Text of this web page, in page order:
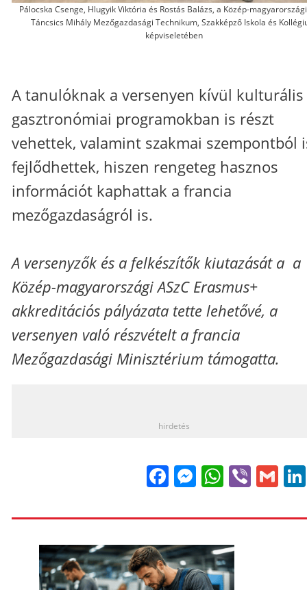
Pálocska Csenge, Hlugyik Viktória és Rostás Balázs, a Közép-
Táncsics Mihály Mezőgazdasági Technikum, Szakképző Iskola és
képviseletében
A tanulóknak a versenyen kívül kulturális
gasztronómiai programokban is részt
vehettek, valamint szakmai szempontból
fejlődhettek, hiszen rengeteg hasznos
információt kaphattak a francia
mezőgazdaságról is.
A versenyzők és a felkészítők kiutazását a a
Közép-magyarországi ASzC Erasmus+
akkreditációs pályázata tette lehetővé, a
versenyen való részvételt a francia
Mezőgazdasági Minisztérium támogatta.
hirdetés
FacebookViber